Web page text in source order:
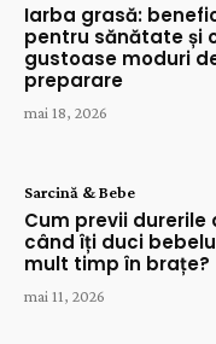
Iarba grasă:
pentru sănătate și
gustoase moduri
preparare
mai 18, 2026
Sarcină & Bebe
Cum previi durerile
când îți duci
mult timp în brațe?
mai 11, 2026